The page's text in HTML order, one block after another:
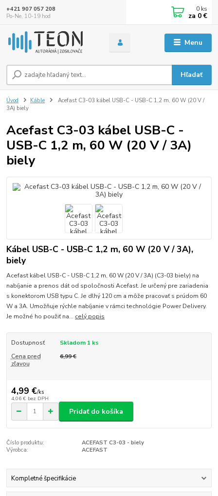
Menu
Hľadať
+421 907 057 208
Po-Ne, 10-19 hod
0 ks
za 0 €
Úvod Káble
Acefast C3-03 kábel USB-C - USB-C 1,2 m, 60 W (20 V /
3A) biely
Acefast C3-03 kábel USB-C -
USB-C 1,2 m, 60 W (20 V / 3A)
biely
Kábel USB-C - USB-C 1,2 m, 60 W (20 V / 3A),
biely
Acefast kábel USB-C - USB-C 1,2 m, 60 W (20 V / 3A) (C3-03 biely) na
nabíjanie a prenos dát od spoločnosti Acefast. Je určený pre zariadenia
s konektorom USB typu C. Je dlhý 120 cm a môže pracovať s prúdom 60
W a 3A. Umožňuje rýchle nabíjanie v rámci technológie Power Delivery.
Je možné ho použiť na... celý popis
Dostupnosť
Skladom 1 ks
Cena pred
zľavou
6,99 €
4,99 €/ks
4,06 € bez DPH
Pridať do košíka
Číslo produktu:
ACEFAST C3-03 - biely
Výrobca:
ACEFAST
Kompletné špecifikácie